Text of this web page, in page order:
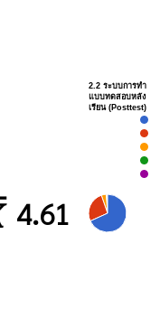
4.61
2.2 ระบบการทำ
แบบทดสอบหลัง
เรียน (Posttest)